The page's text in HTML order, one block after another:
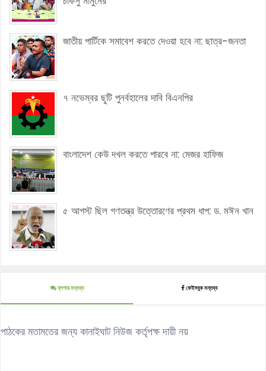
জাতীয় পার্টিকে সমাবেশ করতে দেওয়া হবে না: ছাত্র-জনতা
৭ নভেম্বর ছুটি পুনর্বহালের দাবি বিএনপির
বাংলাদেশ কেউ দখল করতে পারবে না: মেজর হাফিজ
৫ আগস্ট ছিল গণতন্ত্র উত্তোরণের প্রথম ধাপ: ড. মঈন খান
ব্লগার মন্তব্য ফেইসবুক মন্তব্য
পাঠকের মতামতের জন্য কানাইঘাট নিউজ কর্তৃপক্ষ দায়ী নয়